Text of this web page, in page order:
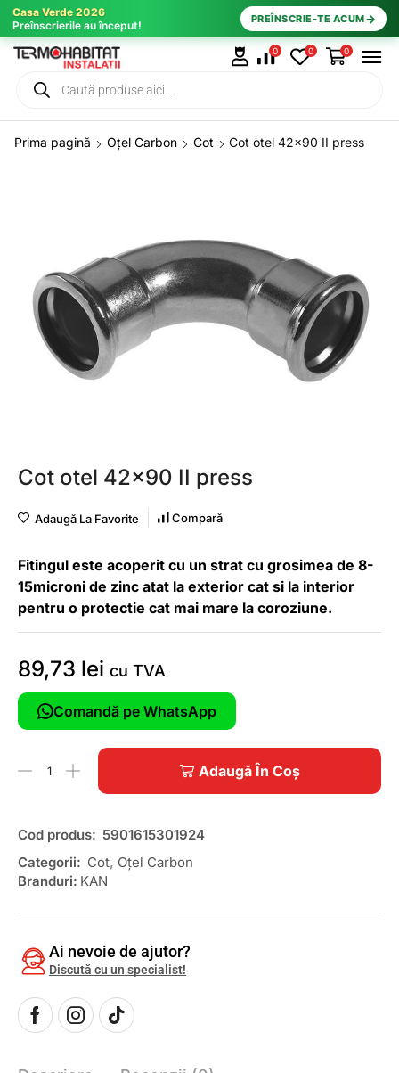
Casa Verde 2026
Preînscrierile au început!
PREÎNSCRIE-TE ACUM→
0 0 0
Prima pagină Oțel Carbon Cot Cot otel 42×90 II press
Cot otel 42×90 II press
Adaugă La Favorite Compară
Fitingul este acoperit cu un strat cu grosimea de 8-
15microni de zinc atat la exterior cat si la interior
pentru o protectie cat mai mare la coroziune.
89,73 lei cu TVA
Comandă pe WhatsApp
Adaugă În Coș
Cod produs: 5901615301924
Categorii: Cot, Oțel Carbon
Branduri: KAN
Ai nevoie de ajutor?
Discută cu un specialist!